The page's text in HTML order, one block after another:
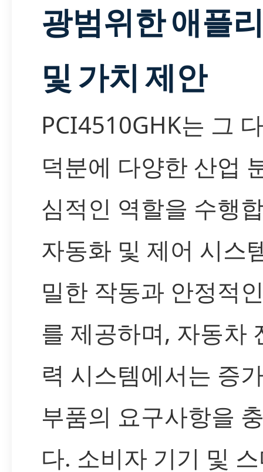
광범위한 애플
및 가치 제안
PCI4510GHK는 그
덕분에 다양한 산업
심적인 역할을 수행
자동화 및 제어 시스
밀한 작동과 안정적
를 제공하며, 자동차
력 시스템에서는 증
부품의 요구사항을
다. 소비자 기기 및